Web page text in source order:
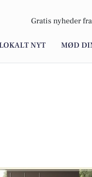
Gratis nyheder fra
NYT MØD